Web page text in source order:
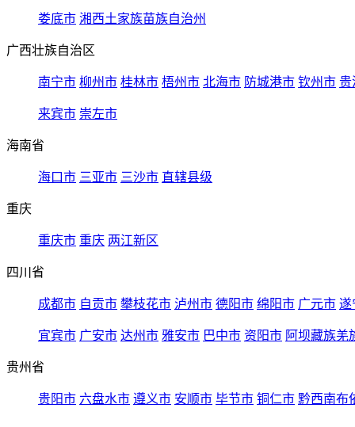
娄底市 湘西土家族苗族自治州
广西壮族自治区
南宁市 柳州市 桂林市 梧州市 北海市 防城港市 钦州市 贵
来宾市 崇左市
海南省
海口市 三亚市 三沙市 直辖县级
重庆
重庆市 重庆 两江新区
四川省
成都市 自贡市 攀枝花市 泸州市 德阳市 绵阳市 广元市 遂
宜宾市 广安市 达州市 雅安市 巴中市 资阳市 阿坝藏族羌
贵州省
贵阳市 六盘水市 遵义市 安顺市 毕节市 铜仁市 黔西南布